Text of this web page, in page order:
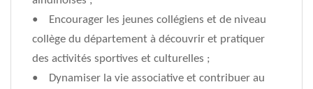
• Encourager les jeunes collégiens et de niveau
collège du département à découvrir et pratiquer
des activités sportives et culturelles ;
• Dynamiser la vie associative et contribuer au